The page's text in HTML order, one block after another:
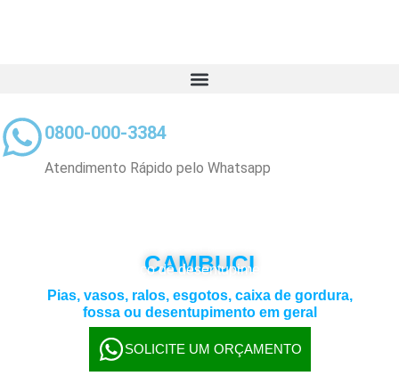
0800-000-3384
Atendimento Rápido pelo Whatsapp
CAMBUCI
Escolha o serviço de desentupimento que deseja:
Pias, vasos, ralos, esgotos, caixa de gordura,
fossa ou desentupimento em geral
Atendimento 24 horas e visita grátis
SOLICITE UM ORÇAMENTO